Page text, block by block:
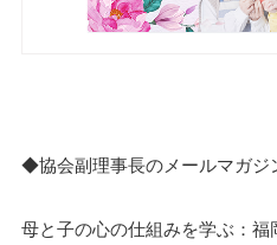
◆協会副理事長のメールマガ
母と子の心の仕組みを学ぶ：